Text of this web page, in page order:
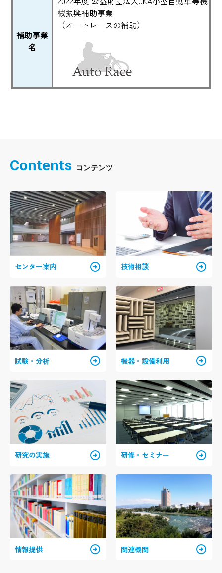
補助事業
名
械振興補助事業
（オートレースの補助）
Contents
センター案内 arrow_circle_right 技術相談 arrow_circle_right
試験・分析 arrow_circle_right 機器・設備利用 arrow_circle_right
研究の実施 arrow_circle_right 研修・セミナー arrow_circle_right
情報提供 arrow_circle_right 関連機関 arrow_circle_right